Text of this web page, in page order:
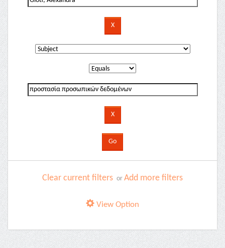
Clear current filters or Add more filters
View Option